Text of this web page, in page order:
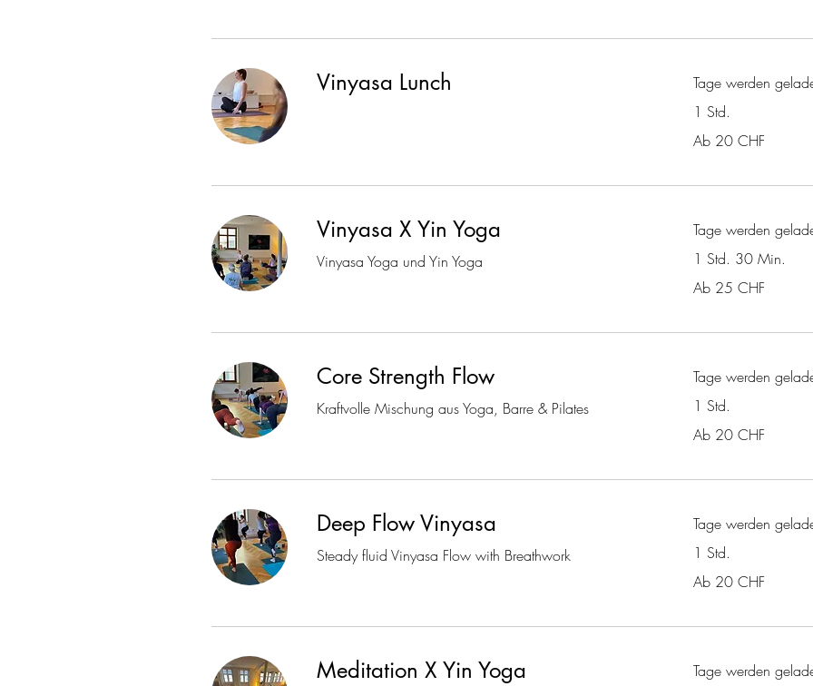
Vinyasa Lunch
Tage werden
1 Std.
20
Ab 20 CHF
Vinyasa X Yin Yoga
Vinyasa Yoga und Yin Yoga
Tage werden
1 Std. 30 Min.
25
Ab 25 CHF
Core Strength Flow
Kraftvolle Mischung aus Yoga, Barre & Pilates
Tage werden
1 Std.
20
Ab 20 CHF
Deep Flow Vinyasa
Steady fluid Vinyasa Flow with Breathwork
Tage werden
1 Std.
20
Ab 20 CHF
Meditation X Yin Yoga
Tage werden